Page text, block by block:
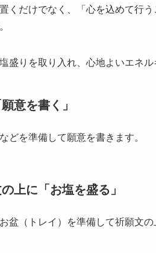
くだけでなく、「心を込めて行
盛りを取り入れ、心地よいエネ
意を書く」
どを準備して願意を書きます。
上に「お塩を盛る」
盆（トレイ）を準備して祈願文の